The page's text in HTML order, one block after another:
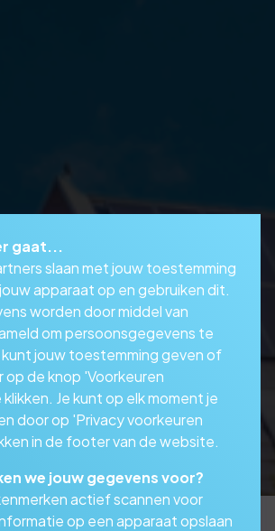
gaat...
slaan met jouw toestemming
apparaat op en gebruiken dit.
worden door middel van
om persoonsgegevens te
jouw toestemming geven of
op de knop 'Voorkeuren
Je kunt op elk moment je
door op 'Privacy voorkeuren
in de footer van de website.
we jouw gegevens voor?
actief scannen voor
op een apparaat opslaan